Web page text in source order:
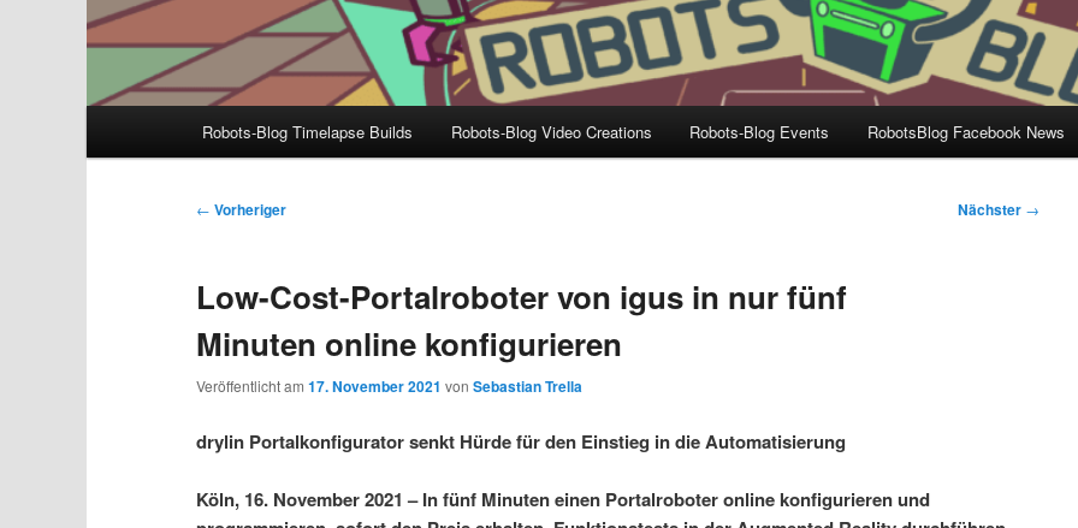
Robots-Blog Timelapse Builds Robots-Blog Video Creations Robots-Blog Events RobotsBlog Facebook News
Beitragsnavigation
← Vorheriger Nächster →
Low-Cost-Portalroboter von igus in nur fünf
Minuten online konfigurieren
Veröffentlicht am17. November 2021 vonSebastian Trella
drylin Portalkonfigurator senkt Hürde für den Einstieg in die Automatisierung
Köln, 16. November 2021 – In fünf Minuten einen Portalroboter online konfigurieren und